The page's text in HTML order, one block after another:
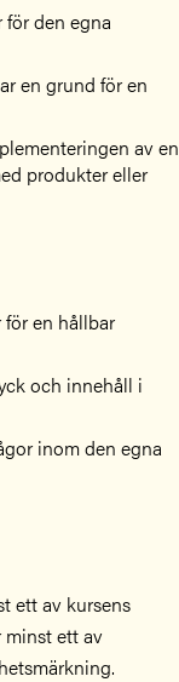
den egna
en grund för en
av en
produkter eller
en hållbar
och innehåll i
inom den egna
ett av kursens
ett av